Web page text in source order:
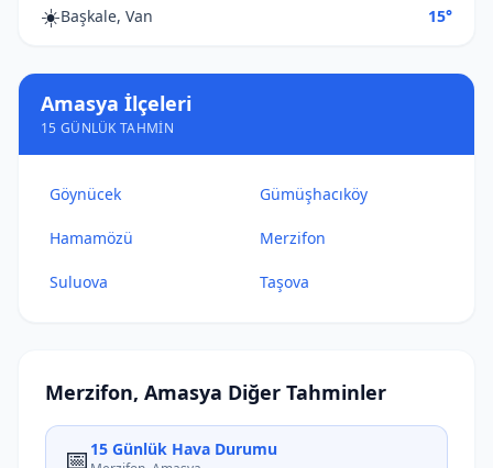
☀️Başkale, Van 15°
Amasya İlçeleri
15 GÜNLÜK TAHMIN
Göynücek Gümüşhacıköy
Hamamözü Merzifon
Suluova Taşova
Merzifon, Amasya Diğer Tahminler
📅 15 Günlük Hava Durumu